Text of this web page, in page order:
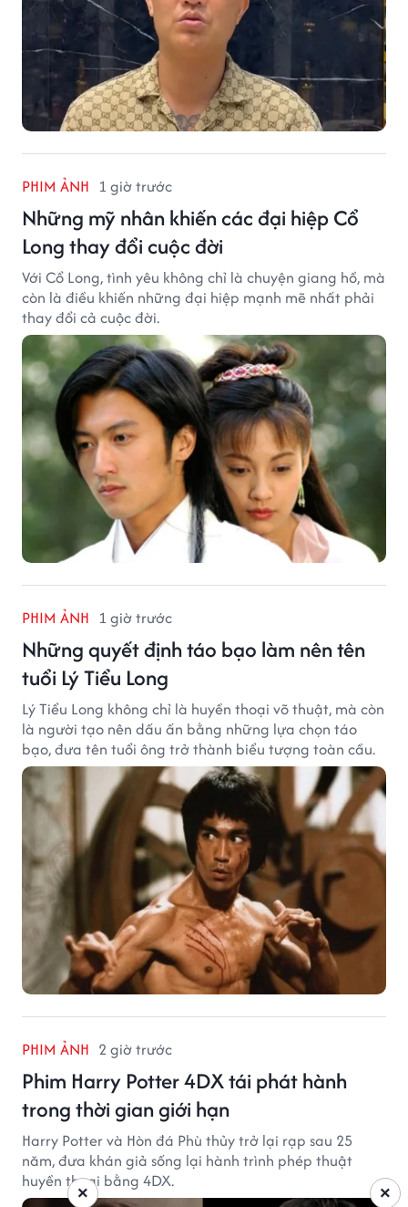
PHIM ẢNH 1 giờ trước
Những mỹ nhân khiến các đại hiệp Cổ
Long thay đổi cuộc đời
Với Cổ Long, tình yêu không chỉ là chuyện giang hồ, mà
còn là điều khiến những đại hiệp mạnh mẽ nhất phải
thay đổi cả cuộc đời.
PHIM ẢNH 1 giờ trước
Những quyết định táo bạo làm nên tên
tuổi Lý Tiểu Long
Lý Tiểu Long không chỉ là huyền thoại võ thuật, mà còn
là người tạo nên dấu ấn bằng những lựa chọn táo
bạo, đưa tên tuổi ông trở thành biểu tượng toàn cầu.
PHIM ẢNH 2 giờ trước
Phim Harry Potter 4DX tái phát hành
trong thời gian giới hạn
Harry Potter và Hòn đá Phù thủy trở lại rạp sau 25
năm, đưa khán giả sống lại hành trình phép thuật
huyền thoại bằng 4DX.
×
×